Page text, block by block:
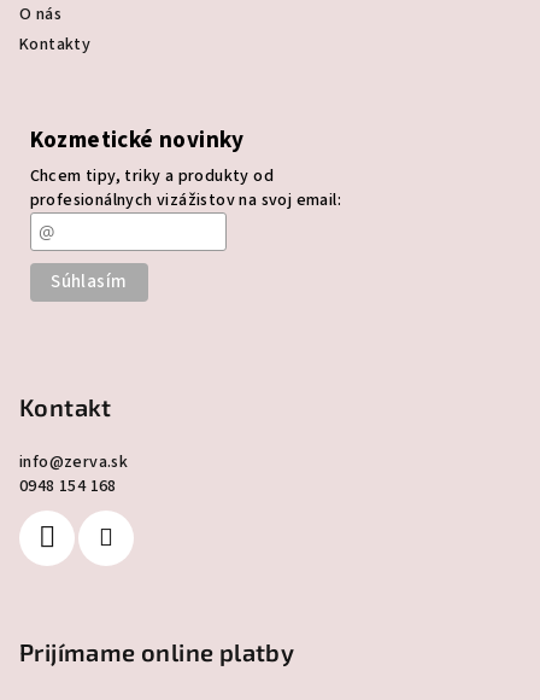
O nás
Kontakty
Kozmetické novinky
Chcem tipy, triky a produkty od
profesionálnych vizážistov na svoj email:
Kontakt
info@zerva.sk
0948 154 168
Prijímame online platby